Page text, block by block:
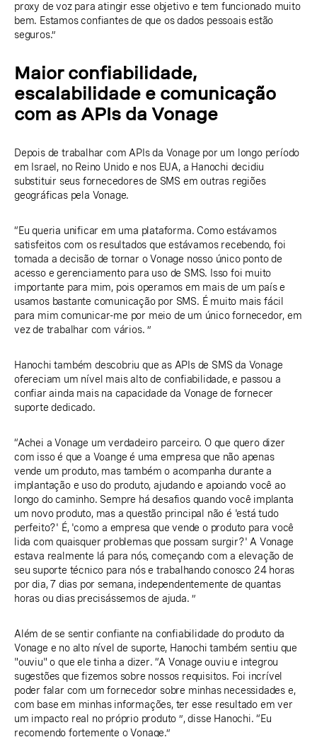
proxy de voz para atingir esse objetivo e tem funcionado muito
bem. Estamos confiantes de que os dados pessoais estão
seguros.”
Maior confiabilidade,
escalabilidade e comunicação
com as APIs da Vonage
Depois de trabalhar com APIs da Vonage por um longo período
em Israel, no Reino Unido e nos EUA, a Hanochi decidiu
substituir seus fornecedores de SMS em outras regiões
geográficas pela Vonage.
“Eu queria unificar em uma plataforma. Como estávamos
satisfeitos com os resultados que estávamos recebendo, foi
tomada a decisão de tornar o Vonage nosso único ponto de
acesso e gerenciamento para uso de SMS. Isso foi muito
importante para mim, pois operamos em mais de um país e
usamos bastante comunicação por SMS. É muito mais fácil
para mim comunicar-me por meio de um único fornecedor, em
vez de trabalhar com vários. ”
Hanochi também descobriu que as APIs de SMS da Vonage
ofereciam um nível mais alto de confiabilidade, e passou a
confiar ainda mais na capacidade da Vonage de fornecer
suporte dedicado.
“Achei a Vonage um verdadeiro parceiro. O que quero dizer
com isso é que a Voange é uma empresa que não apenas
vende um produto, mas também o acompanha durante a
implantação e uso do produto, ajudando e apoiando você ao
longo do caminho. Sempre há desafios quando você implanta
um novo produto, mas a questão principal não é 'está tudo
perfeito?' É, 'como a empresa que vende o produto para você
lida com quaisquer problemas que possam surgir?' A Vonage
estava realmente lá para nós, começando com a elevação de
seu suporte técnico para nós e trabalhando conosco 24 horas
por dia, 7 dias por semana, independentemente de quantas
horas ou dias precisássemos de ajuda. ”
Além de se sentir confiante na confiabilidade do produto da
Vonage e no alto nível de suporte, Hanochi também sentiu que
"ouviu" o que ele tinha a dizer. “A Vonage ouviu e integrou
sugestões que fizemos sobre nossos requisitos. Foi incrível
poder falar com um fornecedor sobre minhas necessidades e,
com base em minhas informações, ter esse resultado em ver
um impacto real no próprio produto ”, disse Hanochi. “Eu
recomendo fortemente o Vonage.”